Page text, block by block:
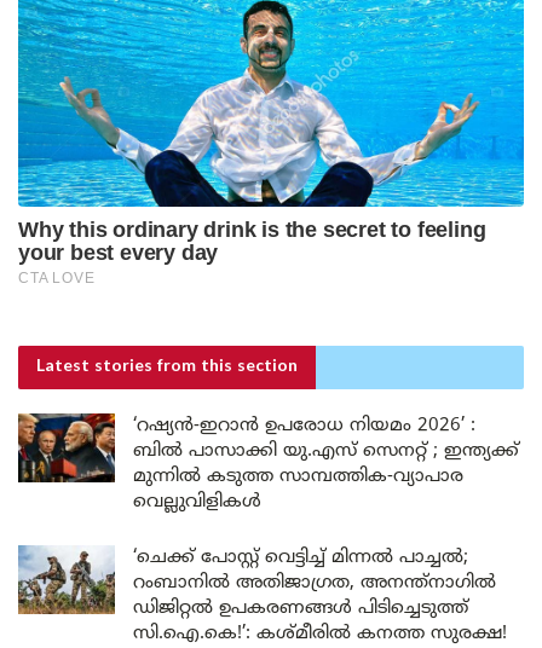
Latest stories from this section
‘റഷ്യൻ-ഇറാൻ ഉപരോധ നിയമം 2026’ :
ബിൽ പാസാക്കി യു.എസ് സെനറ്റ് ; ഇന്ത്യക്ക്
മുന്നിൽ കടുത്ത സാമ്പത്തിക-വ്യാപാര
വെല്ലുവിളികൾ
‘ചെക്ക് പോസ്റ്റ് വെട്ടിച്ച് മിന്നൽ പാച്ചൽ;
റംബാനിൽ അതിജാഗ്രത, അനന്ത്നാഗിൽ
ഡിജിറ്റൽ ഉപകരണങ്ങൾ പിടിച്ചെടുത്ത്
സി.ഐ.കെ!’: കശ്മീരിൽ കനത്ത സുരക്ഷ!